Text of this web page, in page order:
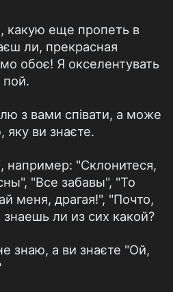
какую еще пропеть в
ли, прекрасная
обоє! Я окселентувать
пой.
з вами співати, а може
яку ви знаєте.
например: "Склонитеся,
"Все забавы", "То
меня, драгая!", "Почто,
ли из сих какой?
знаю, а ви знаєте "Ой,